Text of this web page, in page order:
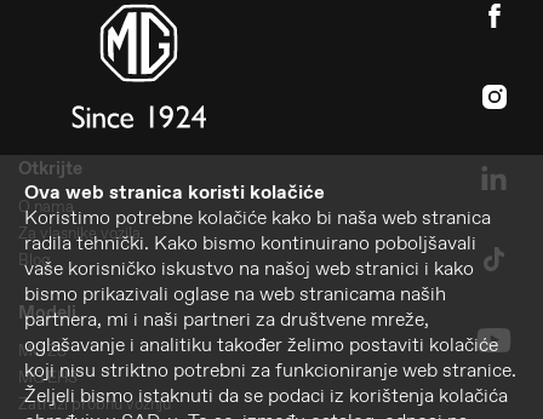
Otkrijte
O nama
Za vlasnike vozila
Blog
Modeli
MG ZS
MG EHS
Zatraži probnu vožnju
Ova web stranica koristi kolačiće
Koristimo potrebne kolačiće kako bi naša web stranica
radila tehnički. Kako bismo kontinuirano poboljšavali
vaše korisničko iskustvo na našoj web stranici i kako
bismo prikazivali oglase na web stranicama naših
partnera, mi i naši partneri za društvene mreže,
oglašavanje i analitiku također želimo postaviti kolačiće
koji nisu striktno potrebni za funkcioniranje web stranice.
Željeli bismo istaknuti da se podaci iz korištenja kolačića